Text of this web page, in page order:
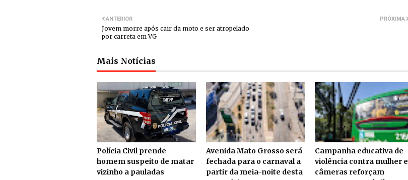
PRÓXIMA
ANTERIOR
Jovem morre após cair da moto e ser atropelado
por carreta em VG
Mais Notícias
Polícia Civil prende
homem suspeito de matar
vizinho a pauladas
Avenida Mato Grosso será
fechada para o carnaval a
partir da meia-noite desta
Campanha educativa de
violência contra mulher e
câmeras reforçam